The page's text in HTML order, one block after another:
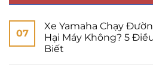
07
Xe Yamaha Chạy
Hại Máy Không? 5
Biết